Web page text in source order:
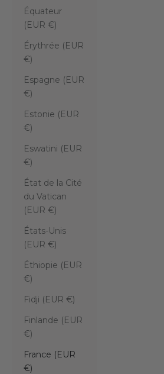
Équateur
(EUR €)
Érythrée (EUR
€)
Espagne (EUR
€)
Estonie (EUR
€)
Eswatini (EUR
€)
État de la Cité
du Vatican
(EUR €)
États-Unis
(EUR €)
Éthiopie (EUR
€)
Fidji (EUR €)
Finlande (EUR
€)
France (EUR
€)